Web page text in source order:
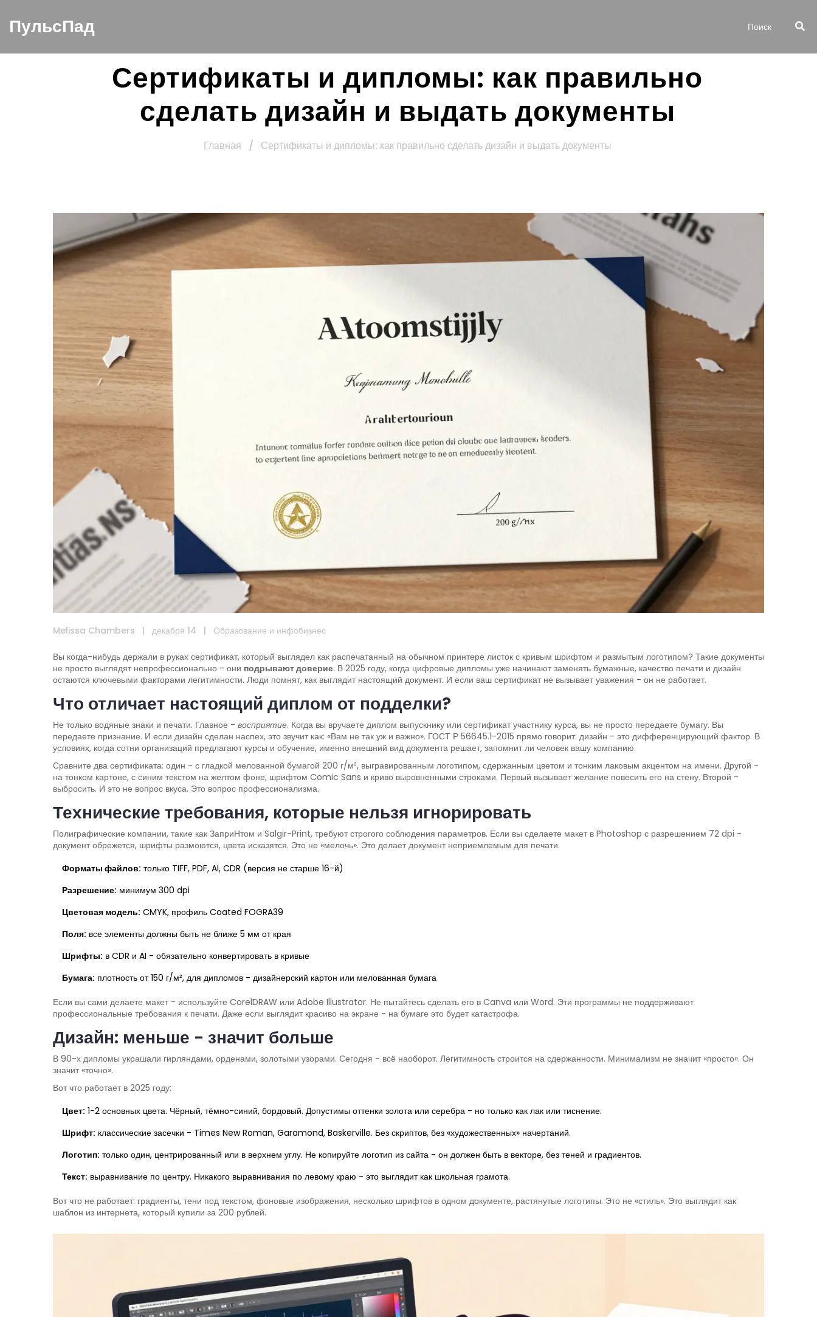
ПульсПад
Сертификаты и дипломы: как правильно
сделать дизайн и выдать документы
Главная / Сертификаты и дипломы: как правильно сделать дизайн и выдать документы
Melissa Chambers | декабря 14 | Образование и инфобизнес
Вы когда-нибудь держали в руках сертификат, который выглядел как распечатанный на обычном принтере листок с кривым шрифтом и размытым логотипом? Такие документы
не просто выглядят непрофессионально - они подрывают доверие. В 2025 году, когда цифровые дипломы уже начинают заменять бумажные, качество печати и дизайн
остаются ключевыми факторами легитимности. Люди помнят, как выглядит настоящий документ. И если ваш сертификат не вызывает уважения - он не работает.
Что отличает настоящий диплом от подделки?
Не только водяные знаки и печати. Главное - восприятие. Когда вы вручаете диплом выпускнику или сертификат участнику курса, вы не просто передаете бумагу. Вы
передаете признание. И если дизайн сделан наспех, это звучит как: «Вам не так уж и важно». ГОСТ Р 56645.1-2015 прямо говорит: дизайн - это дифференцирующий фактор. В
условиях, когда сотни организаций предлагают курсы и обучение, именно внешний вид документа решает, запомнит ли человек вашу компанию.
Сравните два сертификата: один - с гладкой мелованной бумагой 200 г/м², выгравированным логотипом, сдержанным цветом и тонким лаковым акцентом на имени. Другой -
на тонком картоне, с синим текстом на желтом фоне, шрифтом Comic Sans и криво выровненными строками. Первый вызывает желание повесить его на стену. Второй -
выбросить. И это не вопрос вкуса. Это вопрос профессионализма.
Технические требования, которые нельзя игнорировать
Полиграфические компании, такие как ЗаприНтом и Salgir-Print, требуют строгого соблюдения параметров. Если вы сделаете макет в Photoshop с разрешением 72 dpi -
документ обрежется, шрифты размоются, цвета исказятся. Это не «мелочь». Это делает документ неприемлемым для печати.
Форматы файлов: только TIFF, PDF, AI, CDR (версия не старше 16-й)
Разрешение: минимум 300 dpi
Цветовая модель: CMYK, профиль Coated FOGRA39
Поля: все элементы должны быть не ближе 5 мм от края
Шрифты: в CDR и AI - обязательно конвертировать в кривые
Бумага: плотность от 150 г/м², для дипломов - дизайнерский картон или мелованная бумага
Если вы сами делаете макет - используйте CorelDRAW или Adobe Illustrator. Не пытайтесь сделать его в Canva или Word. Эти программы не поддерживают
профессиональные требования к печати. Даже если выглядит красиво на экране - на бумаге это будет катастрофа.
Дизайн: меньше - значит больше
В 90-х дипломы украшали гирляндами, орденами, золотыми узорами. Сегодня - всё наоборот. Легитимность строится на сдержанности. Минимализм не значит «просто». Он
значит «точно».
Вот что работает в 2025 году:
Цвет: 1-2 основных цвета. Чёрный, тёмно-синий, бордовый. Допустимы оттенки золота или серебра - но только как лак или тиснение.
Шрифт: классические засечки - Times New Roman, Garamond, Baskerville. Без скриптов, без «художественных» начертаний.
Логотип: только один, центрированный или в верхнем углу. Не копируйте логотип из сайта - он должен быть в векторе, без теней и градиентов.
Текст: выравнивание по центру. Никакого выравнивания по левому краю - это выглядит как школьная грамота.
Вот что не работает: градиенты, тени под текстом, фоновые изображения, несколько шрифтов в одном документе, растянутые логотипы. Это не «стиль». Это выглядит как
шаблон из интернета, который купили за 200 рублей.